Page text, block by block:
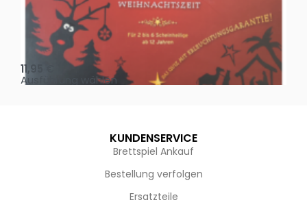
Oh, heilige Nacht!
11,95
Ausführung wählen
KUNDENSERVICE
Brettspiel Ankauf
Bestellung verfolgen
Ersatzteile